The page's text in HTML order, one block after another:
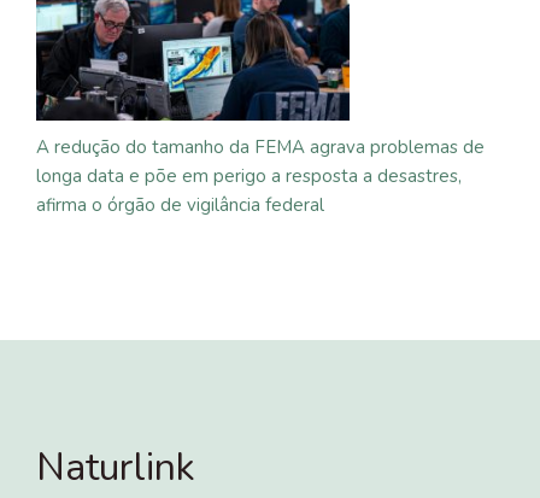
A redução do tamanho da FEMA agrava problemas de
longa data e põe em perigo a resposta a desastres,
afirma o órgão de vigilância federal
Naturlink